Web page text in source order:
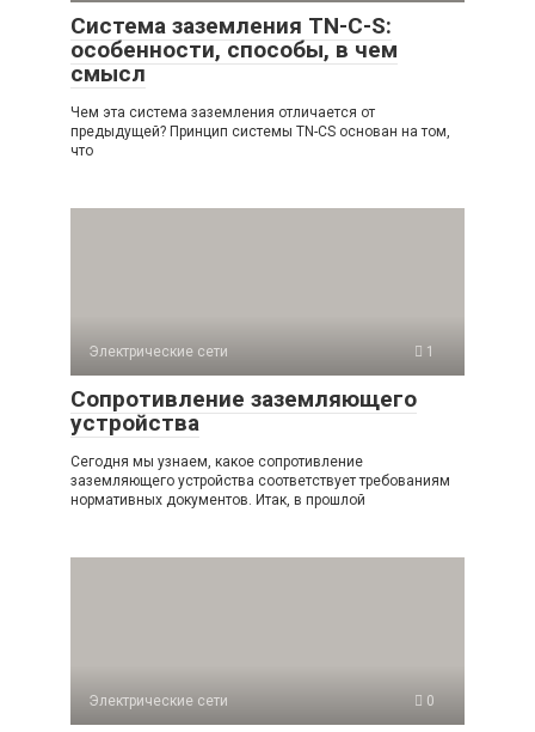
Система заземления TN-C-S:
особенности, способы, в чем
смысл
Чем эта система заземления отличается от
предыдущей? Принцип системы TN-CS основан на том,
что
Электрические сети 1
Сопротивление заземляющего
устройства
Сегодня мы узнаем, какое сопротивление
заземляющего устройства соответствует требованиям
нормативных документов. Итак, в прошлой
Электрические сети 0